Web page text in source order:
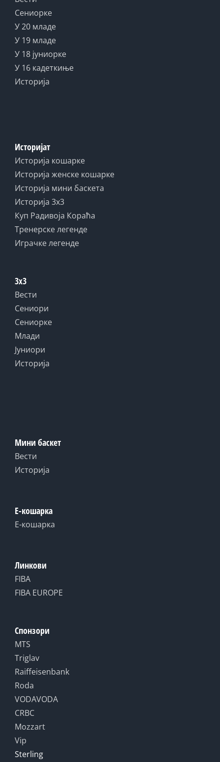
Сениорке
У 20 младе
У 19 младе
У 18 јуниорке
У 16 кадеткиње
Историја
Историјат
Историја кошарке
Историја женске кошарке
Историја мини баскета
Историја 3x3
Куп Радивоја Кораћа
Тренерске легенде
Играчке легенде
3x3
Вести
Сениори
Сениорке
Млади
Јуниори
Историја
Мини баскет
Вести
Историја
Е-кошарка
Е-кошарка
Линкови
FIBA
FIBA EUROPE
Спонзори
MTS
Triglav
Raiffeisenbank
Roda
VODAVODA
CRBC
Mozzart
Vip
Sterling